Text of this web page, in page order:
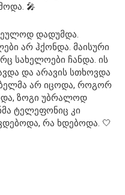
🎤
დადუმდა.
არ ჰქონდა. მაისური
სახელოები ჩანდა. ის
და არავის სთხოვდა
არ იცოდა, როგორ
ზოგი უბრალოდ
ტელეფონიც კი
რა ხდებოდა. 🤍